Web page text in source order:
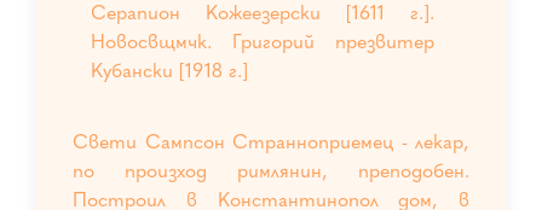
Серапион Кожеезерски [1611 г.].
Новосвщмчк. Григорий презвитер
Кубански [1918 г.]
Свети Сампсон Странноприемец - лекар,
по произход римлянин, преподобен.
Построил в Константинопол дом, в